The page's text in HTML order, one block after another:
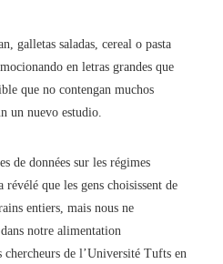
galletas saladas, cereal o pasta
en letras grandes que
que no contengan muchos
un nuevo estudio.
de données sur les régimes
que les gens choisissent de
entiers, mais nous ne
notre alimentation
de l’Université Tufts en